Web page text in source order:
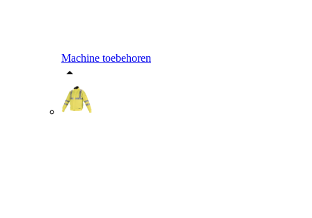
Machine toebehoren